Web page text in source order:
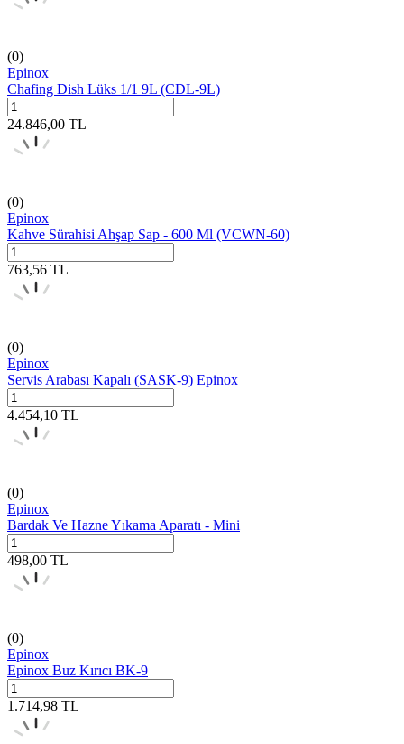
(0)
Epinox
Chafing Dish Lüks 1/1 9L (CDL-9L)
24.846,00 TL
(0)
Epinox
Kahve Sürahisi Ahşap Sap - 600 Ml (VCWN-60)
763,56 TL
(0)
Epinox
Servis Arabası Kapalı (SASK-9) Epinox
4.454,10 TL
(0)
Epinox
Bardak Ve Hazne Yıkama Aparatı - Mini
498,00 TL
(0)
Epinox
Epinox Buz Kırıcı BK-9
1.714,98 TL